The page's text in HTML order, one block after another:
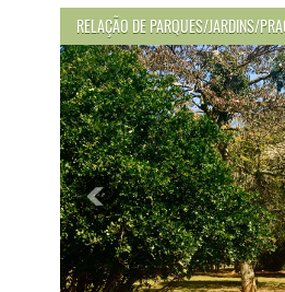
RELAÇÃO DE PARQUES/JARDINS/